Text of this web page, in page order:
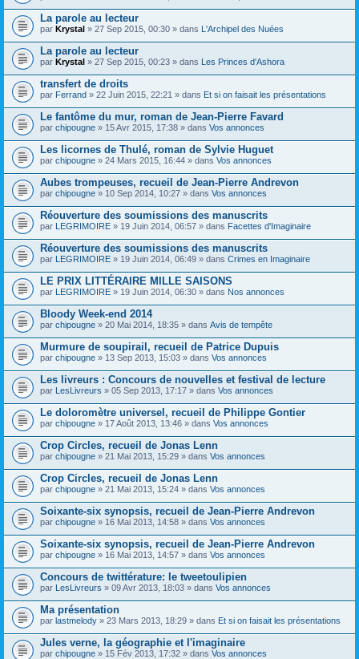
La parole au lecteur
par Krystal » 27 Sep 2015, 00:30 » dans L'Archipel des Nuées
La parole au lecteur
par Krystal » 27 Sep 2015, 00:23 » dans Les Princes d'Ashora
transfert de droits
par Ferrand » 22 Juin 2015, 22:21 » dans Et si on faisait les présentations
Le fantôme du mur, roman de Jean-Pierre Favard
par chipougne » 15 Avr 2015, 17:38 » dans Vos annonces
Les licornes de Thulé, roman de Sylvie Huguet
par chipougne » 24 Mars 2015, 16:44 » dans Vos annonces
Aubes trompeuses, recueil de Jean-Pierre Andrevon
par chipougne » 10 Sep 2014, 10:27 » dans Vos annonces
Réouverture des soumissions des manuscrits
par LEGRIMOIRE » 19 Juin 2014, 06:57 » dans Facettes d'Imaginaire
Réouverture des soumissions des manuscrits
par LEGRIMOIRE » 19 Juin 2014, 06:49 » dans Crimes en Imaginaire
LE PRIX LITTÉRAIRE MILLE SAISONS
par LEGRIMOIRE » 19 Juin 2014, 06:30 » dans Nos annonces
Bloody Week-end 2014
par chipougne » 20 Mai 2014, 18:35 » dans Avis de tempête
Murmure de soupirail, recueil de Patrice Dupuis
par chipougne » 13 Sep 2013, 15:03 » dans Vos annonces
Les livreurs : Concours de nouvelles et festival de lecture
par LesLivreurs » 05 Sep 2013, 17:17 » dans Vos annonces
Le doloromètre universel, recueil de Philippe Gontier
par chipougne » 17 Août 2013, 13:46 » dans Vos annonces
Crop Circles, recueil de Jonas Lenn
par chipougne » 21 Mai 2013, 15:29 » dans Vos annonces
Crop Circles, recueil de Jonas Lenn
par chipougne » 21 Mai 2013, 15:24 » dans Vos annonces
Soixante-six synopsis, recueil de Jean-Pierre Andrevon
par chipougne » 16 Mai 2013, 14:58 » dans Vos annonces
Soixante-six synopsis, recueil de Jean-Pierre Andrevon
par chipougne » 16 Mai 2013, 14:57 » dans Vos annonces
Concours de twittérature: le tweetoulipien
par LesLivreurs » 09 Avr 2013, 18:03 » dans Vos annonces
Ma présentation
par lastmelody » 23 Mars 2013, 18:29 » dans Et si on faisait les présentations
Jules verne, la géographie et l'imaginaire
par chipougne » 15 Fév 2013, 17:32 » dans Vos annonces